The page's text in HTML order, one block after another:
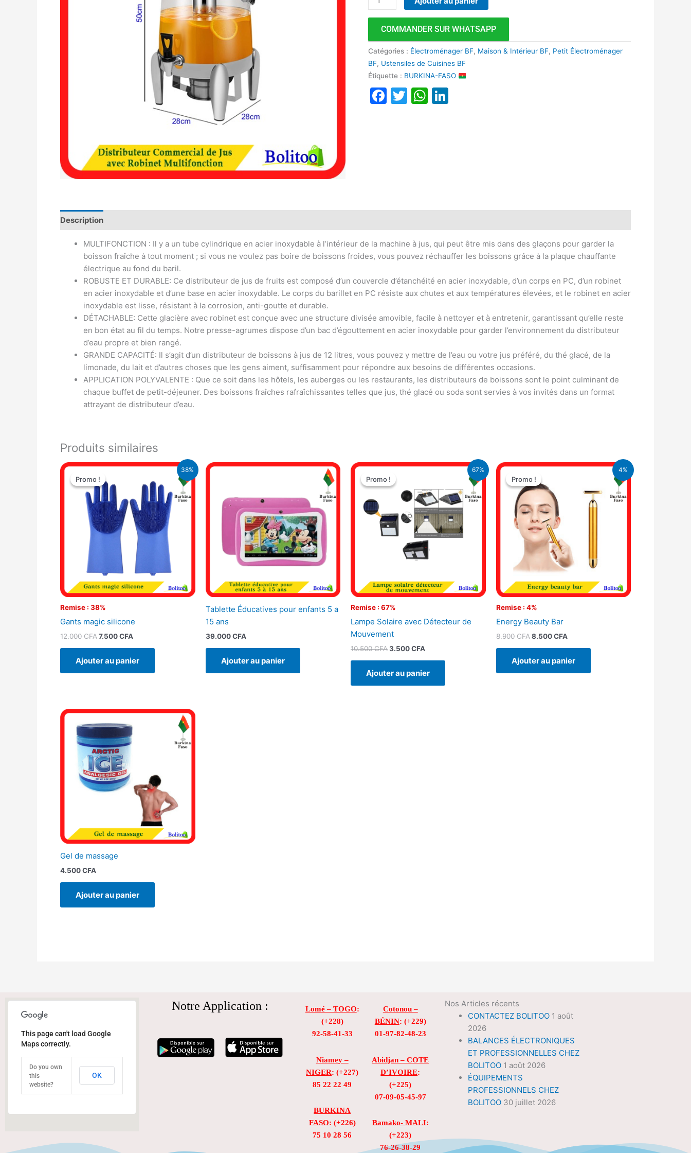
COMMANDER SUR WHATSAPP
Catégories : Électroménager BF, Maison & Intérieur BF, Petit Électroménager
BF, Ustensiles de Cuisines BF
Étiquette : BURKINA-FASO
Facebook
TwitterWhatsApp
Description
MULTIFONCTION : Il y a un tube cylindrique en acier inoxydable à l’intérieur de la machine à jus, qui peut être mis dans des glaçons pour garder la
boisson fraîche à tout moment ; si vous ne voulez pas boire de boissons froides, vous pouvez réchauffer les boissons grâce à la plaque chauffante
électrique au fond du baril.
ROBUSTE ET DURABLE: Ce distributeur de jus de fruits est composé d’un couvercle d’étanchéité en acier inoxydable, d’un corps en PC, d’un robinet
en acier inoxydable et d’une base en acier inoxydable. Le corps du barillet en PC résiste aux chutes et aux températures élevées, et le robinet en acier
inoxydable est lisse, résistant à la corrosion, anti-goutte et durable.
DÉTACHABLE: Cette glacière avec robinet est conçue avec une structure divisée amovible, facile à nettoyer et à entretenir, garantissant qu’elle reste
en bon état au fil du temps. Notre presse-agrumes dispose d’un bac d’égouttement en acier inoxydable pour garder l’environnement du distributeur
d’eau propre et bien rangé.
GRANDE CAPACITÉ: Il s’agit d’un distributeur de boissons à jus de 12 litres, vous pouvez y mettre de l’eau ou votre jus préféré, du thé glacé, de la
limonade, du lait et d’autres choses que les gens aiment, suffisamment pour répondre aux besoins de différentes occasions.
APPLICATION POLYVALENTE : Que ce soit dans les hôtels, les auberges ou les restaurants, les distributeurs de boissons sont le point culminant de
chaque buffet de petit-déjeuner. Des boissons fraîches rafraîchissantes telles que jus, thé glacé ou soda sont servies à vos invités dans un format
attrayant de distributeur d’eau.
Produits similaires
38%
Promo !
Remise : 38%
Promo !
Gants magic silicone
12.000CFA
Le
initial
était :
12.000 CFA.
7.500CFA
Le
actuel
est :
7.500 CFA.
Ajouter au panier
Tablette Éducatives pour enfants 5 a
15 ans
39.000CFA
Ajouter au panier
67%
Promo !
Remise : 67%
Promo !
Lampe Solaire avec Détecteur de
Mouvement
10.500CFA
Le
initial
était :
10.500 CFA.
3.500CFA
Le
est :
3.500 CFA.
Ajouter au panier
4%
Promo !
Remise : 4%
Promo !
Energy Beauty Bar
8.900CFA
Le
initial
était :
8.900 CFA.
8.500CFA
Le
8.500 CFA.
Ajouter au panier
Gel de massage
4.500CFA
Ajouter au panier
This page can't load Google
Maps correctly.
Do you own
this
website?
OK
Notre Application : Lomé – TOGO:
(+228)
92-58-41-33
Niamey –
NIGER: (+227)
85 22 22 49
BURKINA
FASO: (+226)
75 10 28 56
Cotonou –
BÉNIN: (+229)
01-97-82-48-23
Abidjan – COTE
D’IVOIRE:
(+225)
07-09-05-45-97
Bamako- MALI:
(+223)
76-26-38-29
Nos Articles récents
CONTACTEZ BOLITOO 1 août
2026
BALANCES ÉLECTRONIQUES
ET PROFESSIONNELLES CHEZ
BOLITOO 1 août 2026
ÉQUIPEMENTS
PROFESSIONNELS CHEZ
BOLITOO 30 juillet 2026